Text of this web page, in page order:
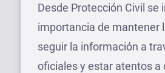
Desde Protección Civil se
importancia de mantener
seguir la información a
oficiales y estar atentos a